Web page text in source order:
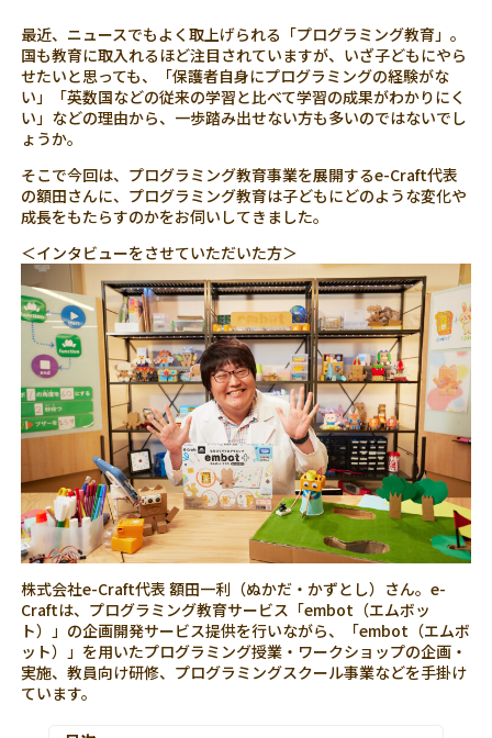
最近、ニュースでもよく取上げられる「プログラミング教育」。
国も教育に取入れるほど注目されていますが、いざ子どもにやら
せたいと思っても、「保護者自身にプログラミングの経験がな
い」「英数国などの従来の学習と比べて学習の成果がわかりにく
い」などの理由から、一歩踏み出せない方も多いのではないでし
ょうか。
そこで今回は、プログラミング教育事業を展開するe-Craft代表
の額田さんに、プログラミング教育は子どもにどのような変化や
成長をもたらすのかをお伺いしてきました。
＜インタビューをさせていただいた方＞
株式会社e-Craft代表 額田一利（ぬかだ・かずとし）さん。e-
Craftは、プログラミング教育サービス「embot（エムボッ
ト）」の企画開発サービス提供を行いながら、「embot（エムボ
ット）」を用いたプログラミング授業・ワークショップの企画・
実施、教員向け研修、プログラミングスクール事業などを手掛け
ています。